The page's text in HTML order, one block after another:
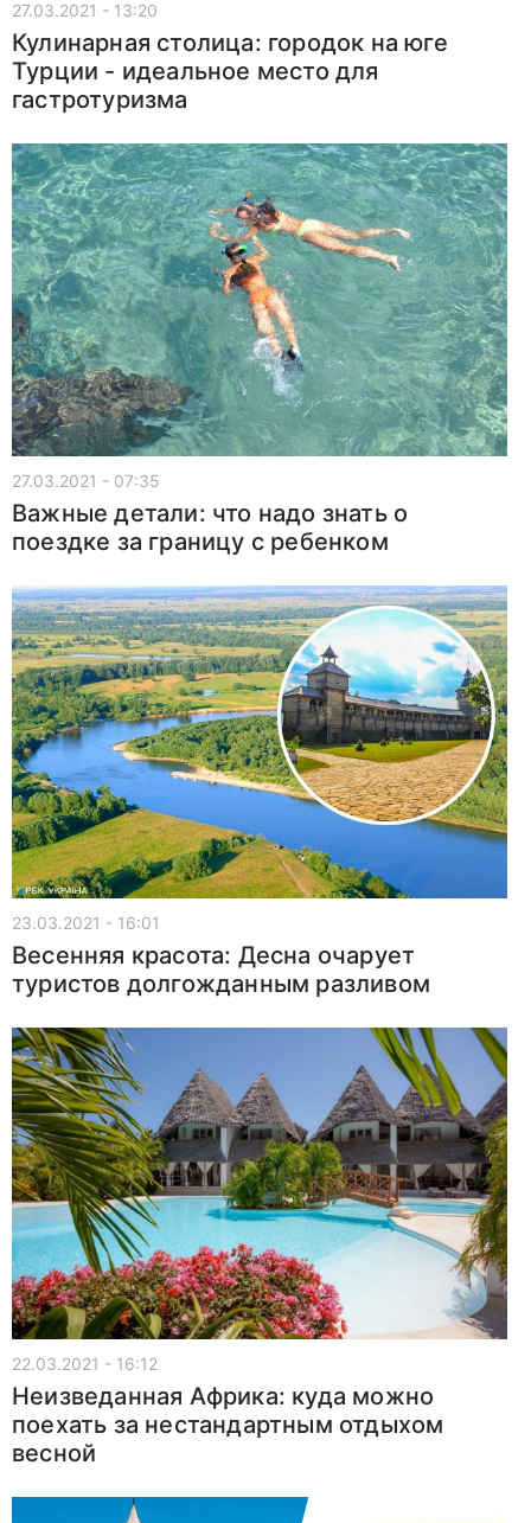
27.03.2021 - 13:20
Кулинарная столица: городок на юге
Турции - идеальное место для
гастротуризма
27.03.2021 - 07:35
Важные детали: что надо знать о
поездке за границу с ребенком
23.03.2021 - 16:01
Весенняя красота: Десна очарует
туристов долгожданным разливом
22.03.2021 - 16:12
Неизведанная Африка: куда можно
поехать за нестандартным отдыхом
весной